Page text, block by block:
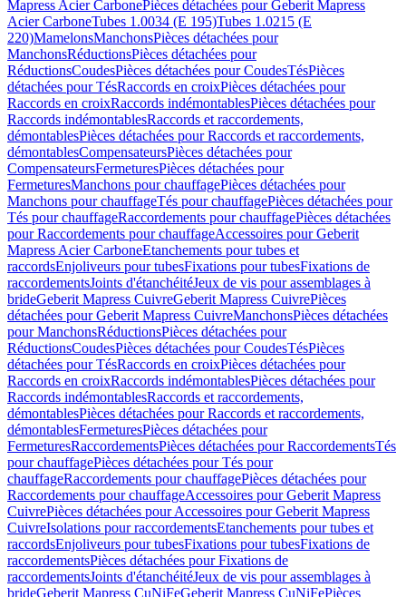
Mapress Acier CarbonePièces détachées pour Geberit Mapress
Acier CarboneTubes 1.0034 (E 195)Tubes 1.0215 (E
220)MamelonsManchonsPièces détachées pour
ManchonsRéductionsPièces détachées pour
RéductionsCoudesPièces détachées pour CoudesTésPièces
détachées pour TésRaccords en croixPièces détachées pour
Raccords en croixRaccords indémontablesPièces détachées pour
Raccords indémontablesRaccords et raccordements,
démontablesPièces détachées pour Raccords et raccordements,
démontablesCompensateursPièces détachées pour
CompensateursFermeturesPièces détachées pour
FermeturesManchons pour chauffagePièces détachées pour
Manchons pour chauffageTés pour chauffagePièces détachées pour
Tés pour chauffageRaccordements pour chauffagePièces détachées
pour Raccordements pour chauffageAccessoires pour Geberit
Mapress Acier CarboneEtanchements pour tubes et
raccordsEnjoliveurs pour tubesFixations pour tubesFixations de
raccordementsJoints d'étanchéitéJeux de vis pour assemblages à
brideGeberit Mapress CuivreGeberit Mapress CuivrePièces
détachées pour Geberit Mapress CuivreManchonsPièces détachées
pour ManchonsRéductionsPièces détachées pour
RéductionsCoudesPièces détachées pour CoudesTésPièces
détachées pour TésRaccords en croixPièces détachées pour
Raccords en croixRaccords indémontablesPièces détachées pour
Raccords indémontablesRaccords et raccordements,
démontablesPièces détachées pour Raccords et raccordements,
démontablesFermeturesPièces détachées pour
FermeturesRaccordementsPièces détachées pour RaccordementsTés
pour chauffagePièces détachées pour Tés pour
chauffageRaccordements pour chauffagePièces détachées pour
Raccordements pour chauffageAccessoires pour Geberit Mapress
CuivrePièces détachées pour Accessoires pour Geberit Mapress
CuivreIsolations pour raccordementsEtanchements pour tubes et
raccordsEnjoliveurs pour tubesFixations pour tubesFixations de
raccordementsPièces détachées pour Fixations de
raccordementsJoints d'étanchéitéJeux de vis pour assemblages à
brideGeberit Mapress CuNiFeGeberit Mapress CuNiFePièces